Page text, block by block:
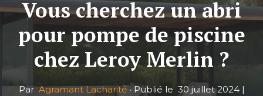
Vous cherchez un abri
pour pompe de piscine
chez Leroy Merlin ?
ParAgramant Lacharité · Publié le 30 juillet 2024 |